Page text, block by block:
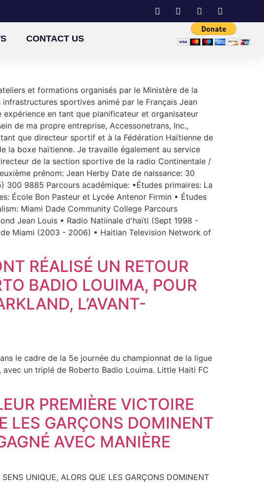
CONTACT US
et formations organisés par le Ministère de la
sportives animé par le Français Jean
en tant que planificateur et organisateur
de ma propre entreprise, Accessonetrans, Inc.,
que directeur sportif et à la Fédération Haïtienne de
la boxe haïtienne. Je travaille également au service
de la section sportive de la radio Continentale /
prénom: Jean Herby Date de naissance: 30
300 9885 Parcours académique: •Études primaires: La
École Bon Pasteur et Lycée Antenor Firmin • Études
Miami Dade Community College Parcours
Jean Louis • Radio Natiinale d'haïti (Sept 1998 -
Miami (2003 - 2006) • Haitian Television Network of
RÉALISÉ UN RETOUR
BADIO LOUIMA, POUR
L’AVANT-
le cadre de la 5e journée du championnat de la ligue
un triplé de Roberto Badio Louima. Little Haiti FC
PREMIÈRE VICTOIRE
LES GARÇONS DOMINENT
AVEC MANIÈRE
UNIQUE, ALORS QUE LES GARÇONS DOMINENT